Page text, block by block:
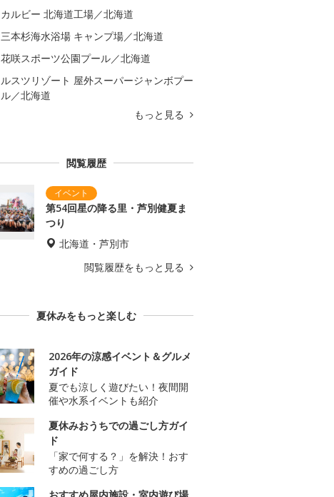
カルビー 北海道工場／北海道
三本杉海水浴場 キャンプ場／北海道
花咲スポーツ公園プール／北海道
ルスツリゾート 屋外スーパージャンボプー
ル／北海道
もっと見る
閲覧履歴
第54回星の降る里・芦別健夏ま
つり
北海道・芦別市
閲覧履歴をもっと見る
夏休みをもっと楽しむ
2026年の涼感イベント＆グルメ
ガイド
夏でも涼しく遊びたい！夜間開
催や水系イベントも紹介
夏休みおうちでの過ごし方ガイ
ド
「家で何する？」を解決！おす
すめの過ごし方